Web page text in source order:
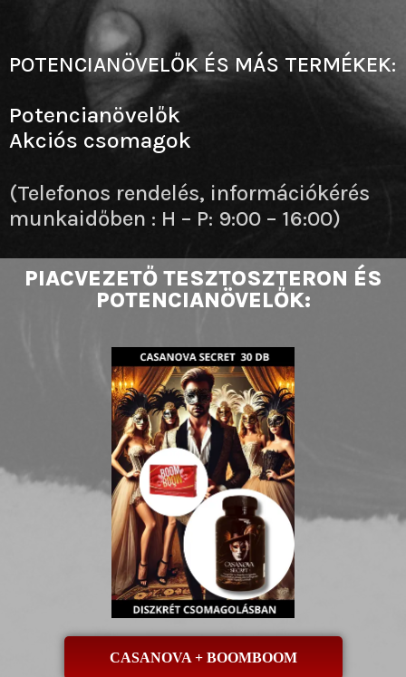
PIACVEZETŐ TESZTOSZTERON ÉS
POTENCIANÖVELŐK:
CASANOVA + BOOMBOOM
POTENCIANÖVELŐK ÉS MÁS TERMÉKEK:
Potencianövelők
Akciós csomagok
(Telefonos rendelés, információkérés
munkaidőben : H – P: 9:00 – 16:00)